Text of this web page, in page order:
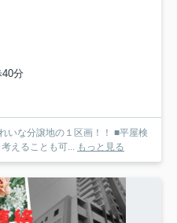
分
いな分譲地の１区画！！ ■平屋検
と考えることも可... もっと見る